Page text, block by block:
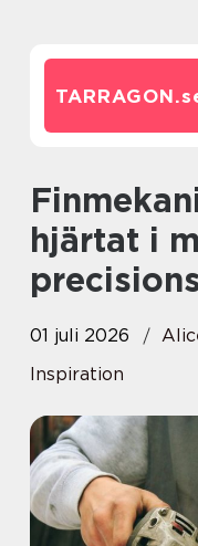
TARRAGON.
Finmekanisk verkstad
hjärtat i
01 juli 2026
Inspiration